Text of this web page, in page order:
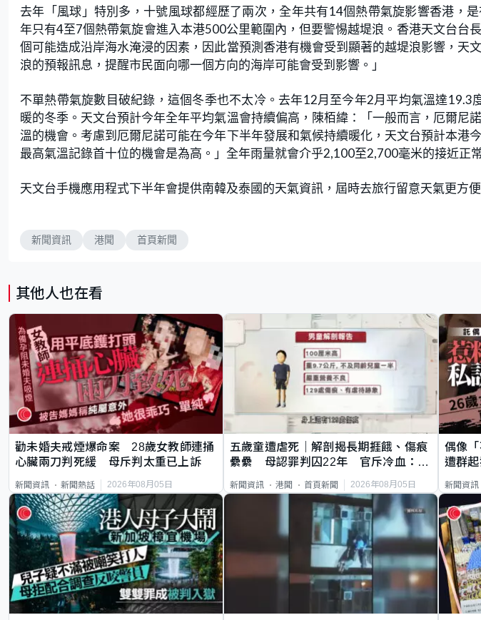
0
%
去年「風球」特別多，十號風球都經歷了兩次，全年共有14個熱帶氣旋影響香港，
年只有4至7個熱帶氣旋會進入本港500公里範圍內，但要警惕越堤浪。香港天文台台
個可能造成沿岸海水淹浸的因素，因此當預測香港有機會受到顯著的越堤浪影響，天
浪的預報訊息，提醒市民面向哪一個方向的海岸可能會受到影響。」
不單熱帶氣旋數目破紀錄，這個冬季也不太冷。去年12月至今年2月平均氣溫達19.3
暖的冬季。天文台預計今年全年平均氣溫會持續偏高，陳栢緯：「一般而言，厄爾尼
溫的機會。考慮到厄爾尼諾可能在今年下半年發展和氣候持續暖化，天文台預計本港
最高氣溫記錄首十位的機會是為高。」全年雨量就會介乎2,100至2,700毫米的接近正
天文台手機應用程式下半年會提供南韓及泰國的天氣資訊，屆時去旅行留意天氣更方便
新聞資訊 港聞 首頁新聞
其他人也在看
勸未婚夫戒煙爆命案 28歲女教師連捅
心臟兩刀判死緩 母斥判太重已上訴
新聞資訊 新聞熱話 2026年08月05日
五歲童遭虐死｜解剖揭長期捱餓、傷痕
纍纍 母認罪判囚22年 官斥冷血：同
新聞資訊 港聞 首頁新聞 2026年08月05日
偶像
遭群
新聞資訊